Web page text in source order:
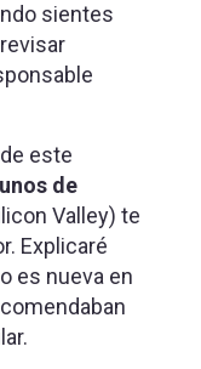
sientes
este
de
Valley) te
Explicaré
es nueva en